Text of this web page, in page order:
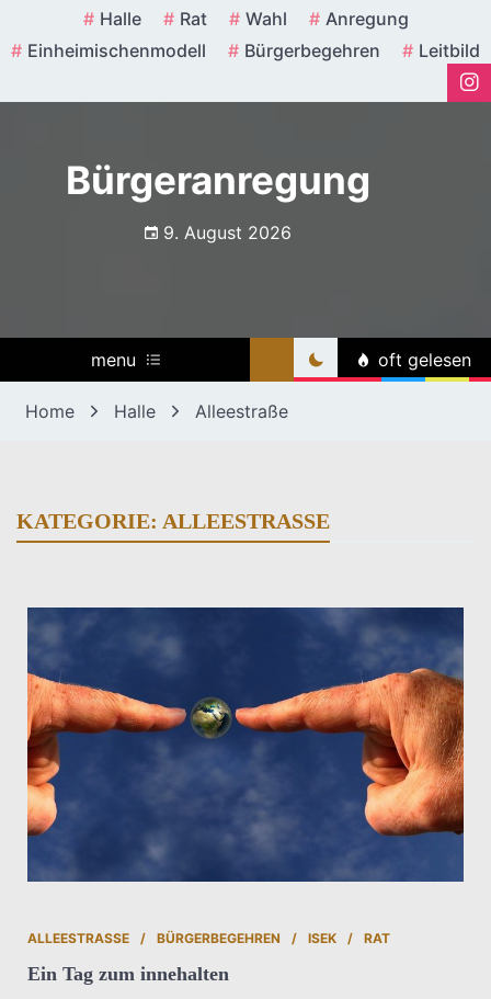
to
Halle Rat Wahl
Anregung
Einheimischenmodell
Bürgerbegehren Leitbild
Bürgeranregung
9. August 2026
menu oft gelesen
Home Halle Alleestraße
KATEGORIE: ALLEESTRASSE
ALLEESTRASSE BÜRGERBEGEHREN ISEK RAT
Ein Tag zum innehalten